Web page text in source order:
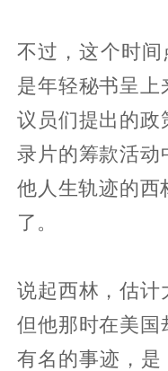
不过，这个时间
是年轻秘书呈上
议员们提出的政
录片的筹款活动
他人生轨迹的西
了。
说起西林，估计
但他那时在美国
有名的事迹，